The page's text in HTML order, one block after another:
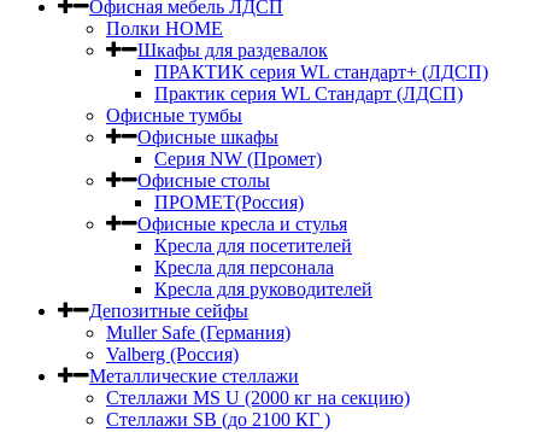
Офисная мебель ЛДСП
Полки HOME
Шкафы для раздевалок
ПРАКТИК серия WL стандарт+ (ЛДСП)
Практик серия WL Стандарт (ЛДСП)
Офисные тумбы
Офисные шкафы
Серия NW (Промет)
Офисные столы
ПРОМЕТ(Россия)
Офисные кресла и стулья
Кресла для посетителей
Кресла для персонала
Кресла для руководителей
Депозитные сейфы
Muller Safe (Германия)
Valberg (Россия)
Металлические стеллажи
Стеллажи MS U (2000 кг на секцию)
Стеллажи SB (до 2100 КГ )